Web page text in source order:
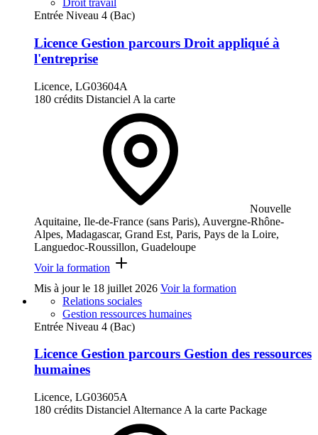
Droit travail
Entrée Niveau 4 (Bac)
Licence Gestion parcours Droit appliqué à
l'entreprise
Licence, LG03604A
180 crédits Distanciel A la carte
Nouvelle
Aquitaine, Ile-de-France (sans Paris), Auvergne-Rhône-
Alpes, Madagascar, Grand Est, Paris, Pays de la Loire,
Languedoc-Roussillon, Guadeloupe
Voir la formation
Mis à jour le 18 juillet 2026 Voir la formation
Relations sociales
Gestion ressources humaines
Entrée Niveau 4 (Bac)
Licence Gestion parcours Gestion des ressources
humaines
Licence, LG03605A
180 crédits Distanciel Alternance A la carte Package